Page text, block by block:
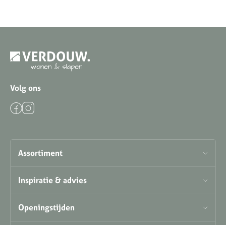
Volg ons
Assortiment
Inspiratie & advies
Openingstijden